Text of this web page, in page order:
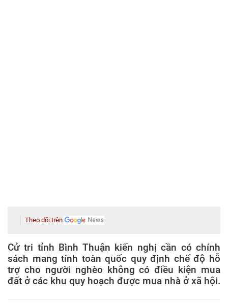
Theo dõi trên
Cử tri tỉnh Bình Thuận kiến nghị cần có chính
sách mang tính toàn quốc quy định chế độ hỗ
trợ cho người nghèo không có điều kiện mua
đất ở các khu quy hoạch được mua nhà ở xã hội.